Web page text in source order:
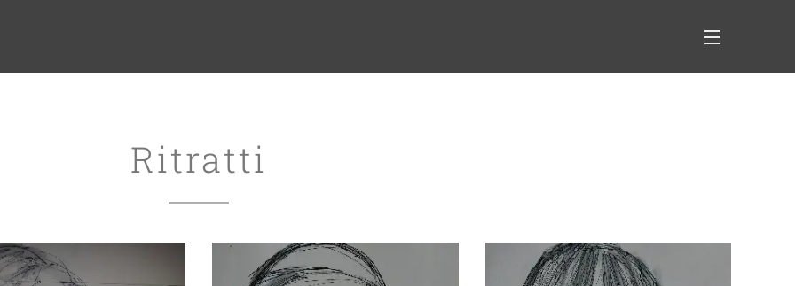
Ritratti